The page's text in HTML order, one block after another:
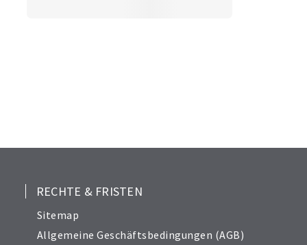
RECHTE & FRISTEN
Sitemap
Allgemeine Geschäftsbedingungen (AGB)